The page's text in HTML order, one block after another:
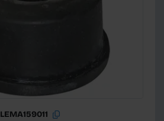
LEMA159011